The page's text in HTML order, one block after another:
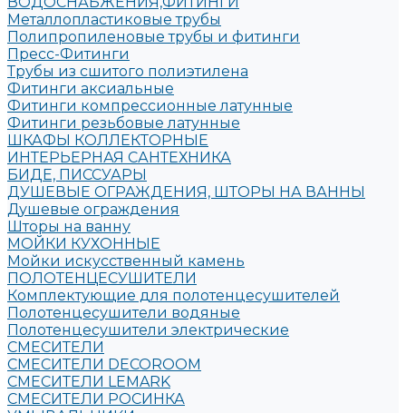
Металлопластиковые трубы
Полипропиленовые трубы и фитинги
Пресс-Фитинги
Трубы из сшитого полиэтилена
Фитинги аксиальные
Фитинги компрессионные латунные
Фитинги резьбовые латунные
ШКАФЫ КОЛЛЕКТОРНЫЕ
ИНТЕРЬЕРНАЯ САНТЕХНИКА
БИДЕ, ПИССУАРЫ
ДУШЕВЫЕ ОГРАЖДЕНИЯ, ШТОРЫ НА ВАННЫ
Душевые ограждения
Шторы на ванну
МОЙКИ КУХОННЫЕ
Мойки искусственный камень
ПОЛОТЕНЦЕСУШИТЕЛИ
Комплектующие для полотенцесушителей
Полотенцесушители водяные
Полотенцесушители электрические
СМЕСИТЕЛИ
СМЕСИТЕЛИ DECOROOM
СМЕСИТЕЛИ LEMARK
СМЕСИТЕЛИ РОСИНКА